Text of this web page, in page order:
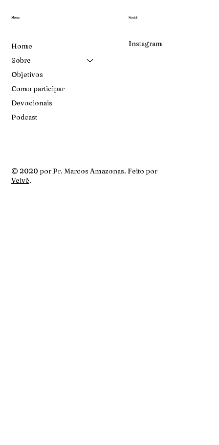
Menu
Home
Sobre
Objetivos
Como participar
Devocionais
Podcast
Social
Instagram
© 2020 por Pr. Marcos Amazonas. Feito por
Veivê.